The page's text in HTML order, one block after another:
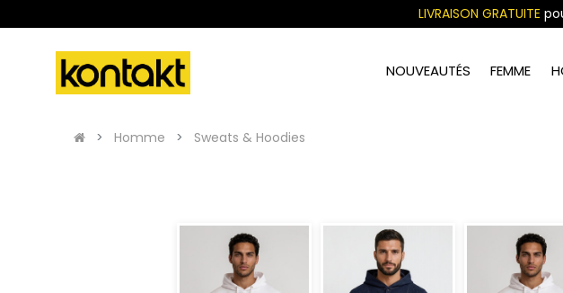
LIVRAISON GRATUITE
NOUVEAUTÉS FEMME
Homme Sweats & Hoodies